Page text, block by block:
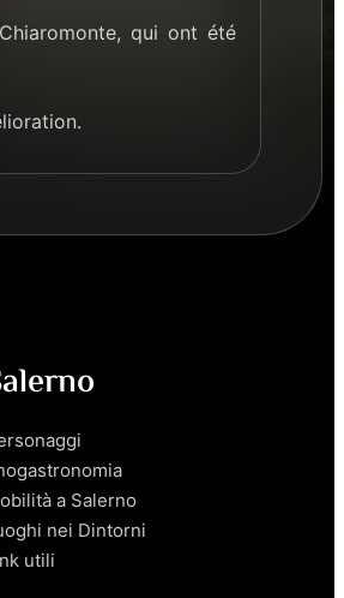
qui ont été
a Salerno
nei Dintorni
utili